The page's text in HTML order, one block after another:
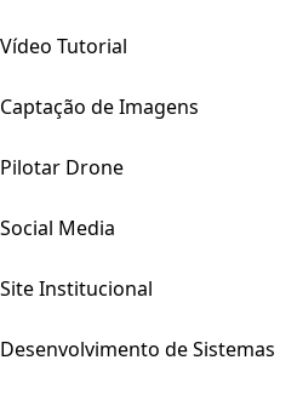
Vídeo Tutorial
Captação de Imagens
Pilotar Drone
Social Media
Site Institucional
Desenvolvimento de Sistemas